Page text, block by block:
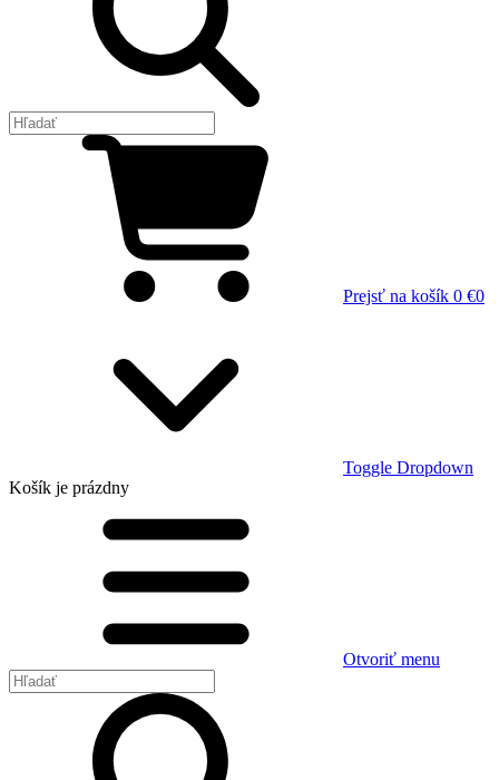
Prejsť na košík 0 €0
Toggle Dropdown
Košík je prázdny
Otvoriť menu